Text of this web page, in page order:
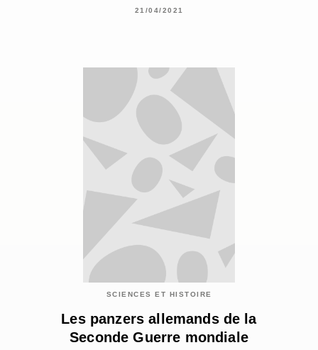
21/04/2021
SCIENCES ET HISTOIRE
Les panzers allemands de la
Seconde Guerre mondiale